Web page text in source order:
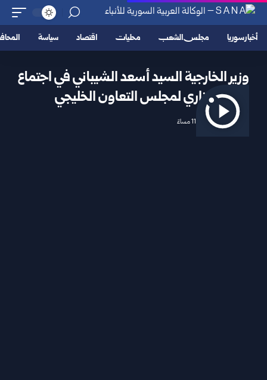
أخبار سوريا مجلس الشعب محليات اقتصاد سياسة
وزير الخارجية السيد أسعد الشيباني في اجتماع
وزاري لمجلس التعاون الخليجي
2025/03/07 11:05 مساءً